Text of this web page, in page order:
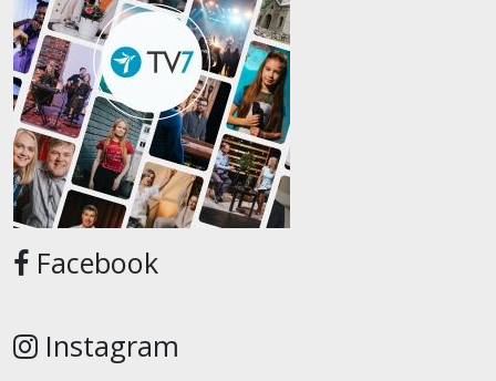
Facebook
Instagram